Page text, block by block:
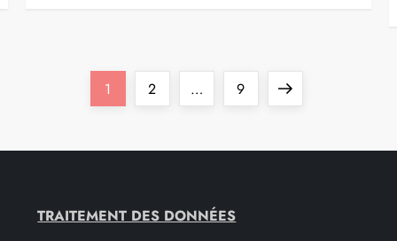
Page
1 Page
2 … Page
9
Next
TRAITEMENT DES DONNÉES